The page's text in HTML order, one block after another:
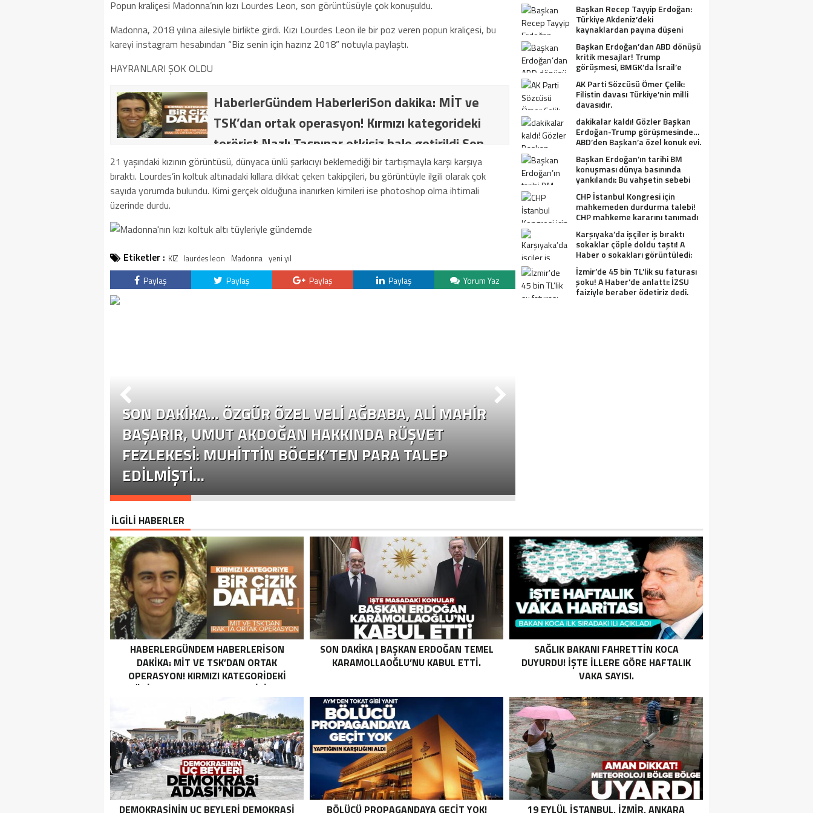
Popun kraliçesi Madonna’nın kızı Lourdes Leon, son görüntüsüyle çok konuşuldu.
Madonna, 2018 yılına ailesiyle birlikte girdi. Kızı Lourdes Leon ile bir poz veren popun kraliçesi, bu
kareyi instagram hesabından “Biz senin için hazırız 2018” notuyla paylaştı.
HAYRANLARI ŞOK OLDU
HaberlerGündem HaberleriSon dakika: MİT ve
TSK’dan ortak operasyon! Kırmızı kategorideki
terörist Nazlı Taşpınar etkisiz hale getirildi Son
dakika: MİT ve TSK’dan ortak operasyon! Kırmızı
kategorideki terörist Nazlı Taşpınar etkisiz hale
21 yaşındaki kızının görüntüsü, dünyaca ünlü şarkıcıyı beklemediği bir tartışmayla karşı karşıya
bıraktı. Lourdes’in koltuk altınadaki kıllara dikkat çeken takipçileri, bu görüntüyle ilgili olarak çok
sayıda yorumda bulundu. Kimi gerçek olduğuna inanırken kimileri ise photoshop olma ihtimali
üzerinde durdu.
Etiketler : KIZ laurdes leon Madonna yeni yıl
Paylaş Paylaş Paylaş Paylaş Yorum Yaz
SON DAKİKA… ÖZGÜR ÖZEL VELI AĞBABA, ALI MAHIR
BAŞARIR, UMUT AKDOĞAN HAKKINDA RÜŞVET
FEZLEKESI: MUHITTIN BÖCEK’TEN PARA TALEP
EDILMIŞTI…
Başkan Recep Tayyip Erdoğan:
Türkiye Akdeniz’deki
kaynaklardan payına düşeni
Başkan Erdoğan’dan ABD dönüşü
kritik mesajlar! Trump
görüşmesi, BMGK’da İsrail’e
tepkiler, Gazze ve Filistin
meselesi….
AK Parti Sözcüsü Ömer Çelik:
Filistin davası Türkiye’nin milli
davasıdır.
dakikalar kaldı! Gözler Başkan
Erdoğan-Trump görüşmesinde…
ABD’den Başkan’a özel konuk evi.
Başkan Erdoğan’ın tarihi BM
konuşması dünya basınında
yankılandı: Bu vahşetin sebebi
olabilir mi?
CHP İstanbul Kongresi için
mahkemeden durdurma talebi!
CHP mahkeme kararını tanımadı
Karşıyaka’da işçiler iş bıraktı
sokaklar çöple doldu taştı! A
Haber o sokakları görüntüledi:
Fareler cirit atıyor
İzmir’de 45 bin TL’lik su faturası
şoku! A Haber’de anlattı: İZSU
faiziyle beraber ödetiriz dedi.
İLGİLİ HABERLER
HABERLERGÜNDEM HABERLERISON
DAKIKA: MİT VE TSK’DAN ORTAK
OPERASYON! KIRMIZI KATEGORIDEKI
TERÖRIST NAZLI TAŞPINAR ETKISIZ HALE
ORTAK OPERASYON! KIRMIZI
KATEGORIDEKI TERÖRIST NAZLI
TAŞPINAR ETKISIZ HALE GETIRILDI .
SON DAKIKA | BAŞKAN ERDOĞAN TEMEL
KARAMOLLAOĞLU’NU KABUL ETTI.
SAĞLIK BAKANI FAHRETTIN KOCA
DUYURDU! İŞTE ILLERE GÖRE HAFTALIK
VAKA SAYISI.
DEMOKRASININ UÇ BEYLERI DEMOKRASI BÖLÜCÜ PROPAGANDAYA GEÇIT YOK! 19 EYLÜL İSTANBUL, İZMIR, ANKARA